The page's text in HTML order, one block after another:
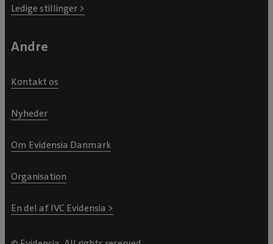
Ledige stillinger >
Andre
Kontakt os
Nyheder
Om Evidensia Danmark
Organisation
En del af IVC Evidensia >